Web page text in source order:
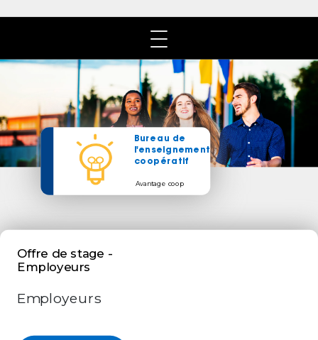
​Bureau de
l'enseignement
coopératif
Avantage coop
Offre de stage -
Employeurs
Employeurs